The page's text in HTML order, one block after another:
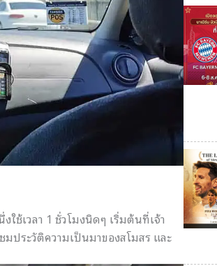
ช้เวลา 1 ชั่วโมงนิดๆ เริ่มต้นที่เจ้า
มประวัติความเป็นมาของสโมสร และ